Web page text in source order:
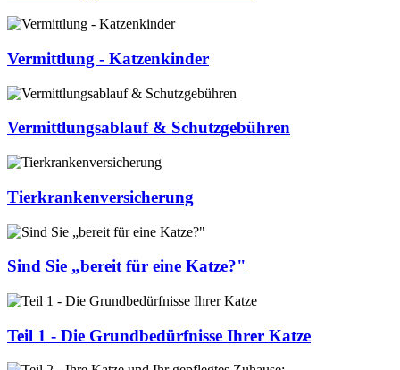
Vermittlung - Katzenkinder
Vermittlungsablauf & Schutzgebühren
Tierkrankenversicherung
Sind Sie „bereit für eine Katze?"
Teil 1 - Die Grundbedürfnisse Ihrer Katze